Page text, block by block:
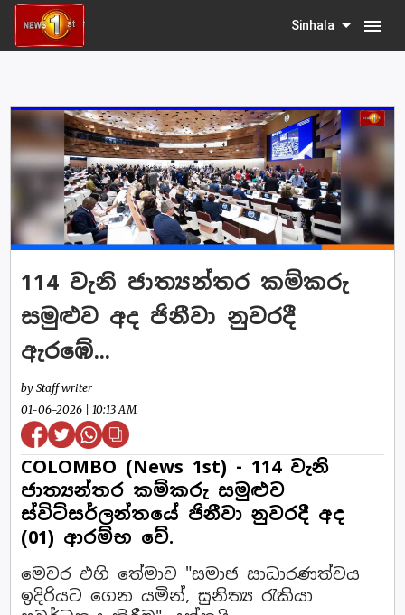
Sinhala menu
114 වැනි ජාත්‍යන්තර කම්කරු
සමුළුව අද ජිනීවා නුවරදී
ඇරඹේ...
by Staff writer
01-06-2026 | 10:13 AM
COLOMBO (News 1st) - 114 වැනි
ජාත්‍යන්තර කම්කරු සමුළුව
ස්විට්සර්ලන්තයේ ජිනීවා නුවරදී අද
(01) ආරම්භ වේ.
මෙවර එහි තේමාව "සමාජ සාධාරණත්වය
ඉදිරියට ගෙන යමින්, සුනිත්‍ය රැකියා